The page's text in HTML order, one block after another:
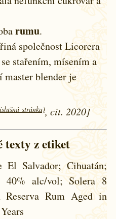
rumu.
společnost Licorera
stařením, mísením a
master blender je
stránka), cit. 2020]
texty z etiket
El Salvador; Cihuatán;
40% alc/vol; Solera 8
Rum Aged in